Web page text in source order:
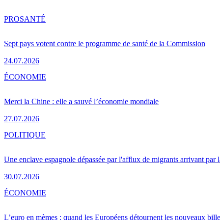
Sept pays votent contre le programme de santé de la Commission
24.07.2026
PROSANTÉ
Merci la Chine : elle a sauvé l’économie mondiale
27.07.2026
ÉCONOMIE
Une enclave espagnole dépassée par l'afflux de migrants arrivant par
30.07.2026
POLITIQUE
L’euro en mèmes : quand les Européens détournent les nouveaux
ÉCONOMIE